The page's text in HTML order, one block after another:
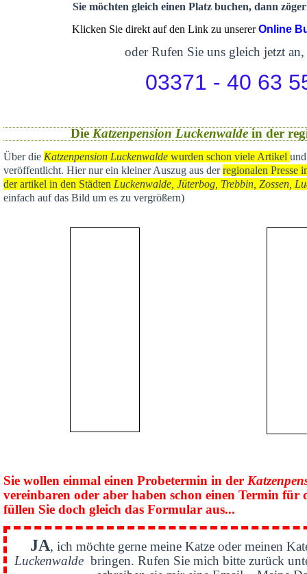
Sie möchten gleich einen Platz buchen, dann
Klicken Sie direkt auf den Link zu unsererOnline
oder Rufen Sie uns gleich jetzt an,
03371 - 40 63
Die Katzenpension Luckenwaldein der
Über die Katzenpension Luckenwalde wurden schon viele Artikel
veröffentlicht. Hier nur ein kleiner Auszug aus derregionalen Presse
der artikel in den Städten Luckenwalde, Jüterbog, Trebbin, Zossen,
einfach auf das Bild um es zu vergrößern)
Sie wollen einmal einen Probetermin in der
vereinbaren oder aber haben schon einen Termin für
füllen Sie doch gleich das Formular aus...
JA, ich möchte gerne meine Katze oder meinen
Luckenwaldebringen. Rufen Sie mich bitte zurück